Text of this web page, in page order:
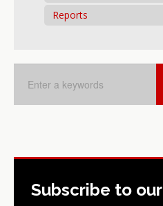
Reports
Subscribe to our